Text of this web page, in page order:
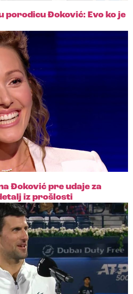
porodicu Đoković: Evo ko je
Đoković pre udaje za
iz prošlosti